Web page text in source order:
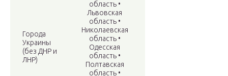
Города
Украины
(без ДНР и
ЛНР)
область •
Львовская
область •
Николаевская
область •
Одесская
область •
Полтавская
область •